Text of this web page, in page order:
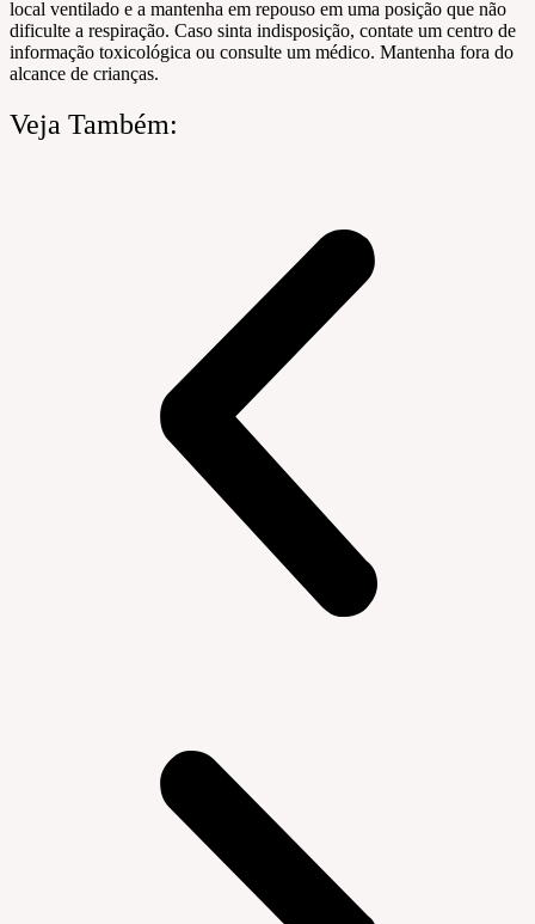
local ventilado e a mantenha em repouso em uma posição que não
dificulte a respiração. Caso sinta indisposição, contate um centro de
informação toxicológica ou consulte um médico. Mantenha fora do
alcance de crianças.
Veja Também: